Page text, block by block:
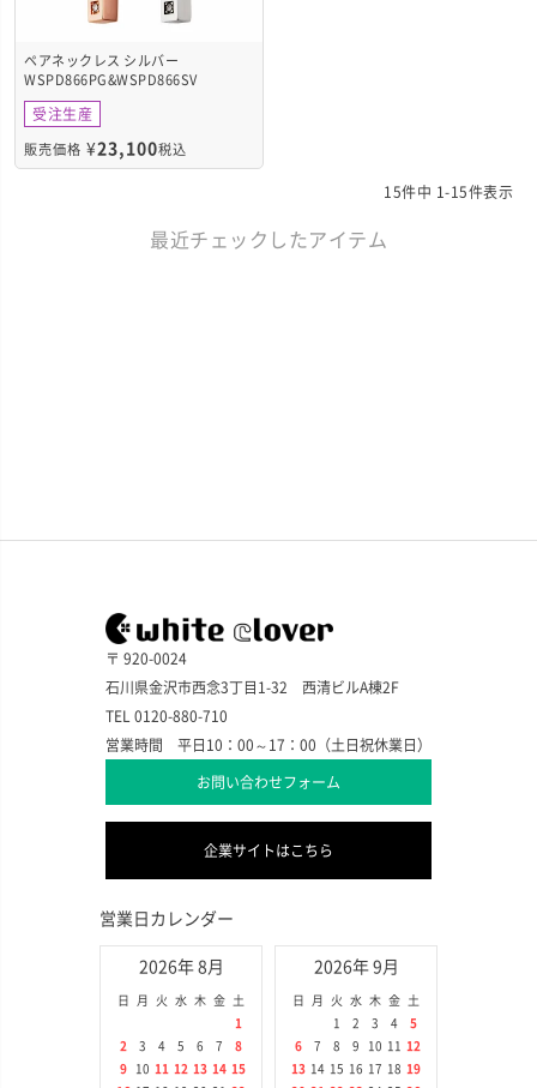
ペアネックレス シルバー
WSPD866PG&WSPD866SV
受注生産
販売価格 ¥23,100税込
15件中 1 -15件表示
最近チェックしたアイテム
〒 920-0024
石川県金沢市西念3丁目1-32 西清ビルA棟2F
TEL 0120-880-710
営業時間 平日10：00～17：00（土日祝休業日）
お問い合わせフォーム
企業サイトはこちら
営業日カレンダー
2026年 8月
日 月 火 水 木 金
土
1
2
3 4 5 6 7
8
9
10 11 12 13 14 15
2026年 9月
日 月 火 水 木 金
土
1
2 3 4
5
6
7 8 9 10 11
12
13 14 15 16 17 18 19